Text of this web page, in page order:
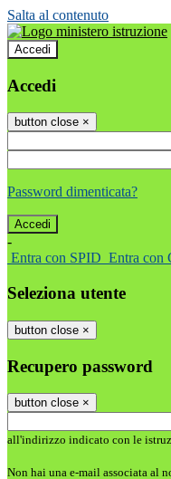
Salta al contenuto
Accedi
Accedi
button close ×
Password dimenticata?
-
Entra con SPID Entra con
Seleziona utente
button close ×
Recupero password
button close ×
all'indirizzo indicato con le
Non hai una e-mail associata al